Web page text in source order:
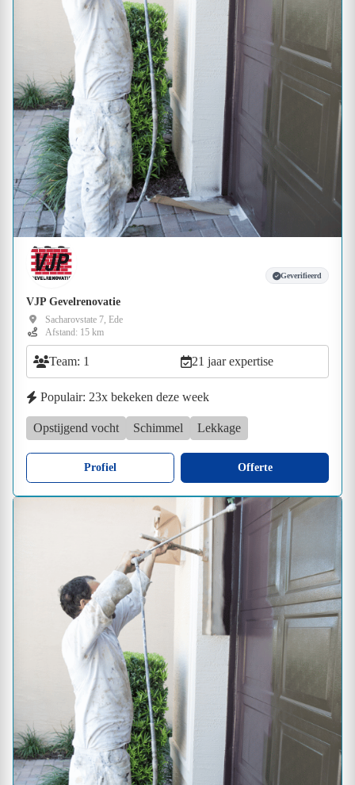
Geverifieerd
VJP Gevelrenovatie
Sacharovstate 7, Ede
Afstand: 15 km
Team: 1 21 jaar expertise
Populair: 23x bekeken deze week
Opstijgend vocht Schimmel Lekkage
Profiel Offerte